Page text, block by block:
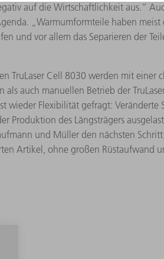
auf die Wirtschaftlichkeit aus.“
„Warmumformteile haben
und vor allem das Separieren der
Cell 8030 werden mit einer
auch manuellen Betrieb der
wieder Flexibilität gefragt:
Produktion des Längsträgers
und Müller den nächsten
Artikel, ohne großen Rüstaufwand